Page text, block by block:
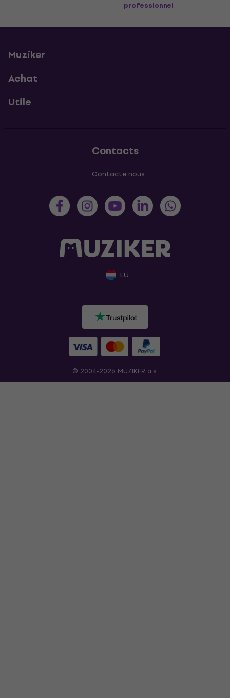
professionnel
Muziker
Achat
Utile
Contacts
Contacte nous
LU
© 2004-2026 MUZIKER a.s.